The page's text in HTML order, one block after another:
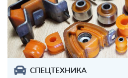
СПЕЦТЕХНИКА